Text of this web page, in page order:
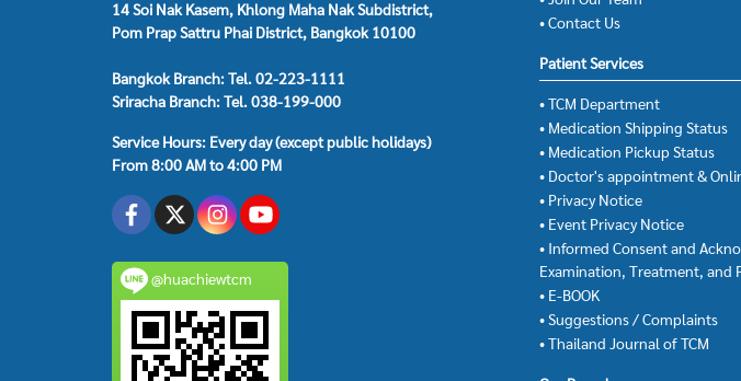
14 Soi Nak Kasem, Khlong Maha Nak Subdistrict,
Pom Prap Sattru Phai District, Bangkok 10100
Bangkok Branch: Tel. 02-223-1111
Sriracha Branch: Tel. 038-199-000
Service Hours: Every day (except public holidays)
From 8:00 AM to 4:00 PM
@huachiewtcm
• Contact Us
Patient Services
• TCM Department
• Medication Shipping Status
• Medication Pickup Status
• Doctor's appointment &
• Privacy Notice
• Event Privacy Notice
• Informed Consent and
Examination, Treatment, and
• E-BOOK
• Suggestions / Complaints
• Thailand Journal of TCM